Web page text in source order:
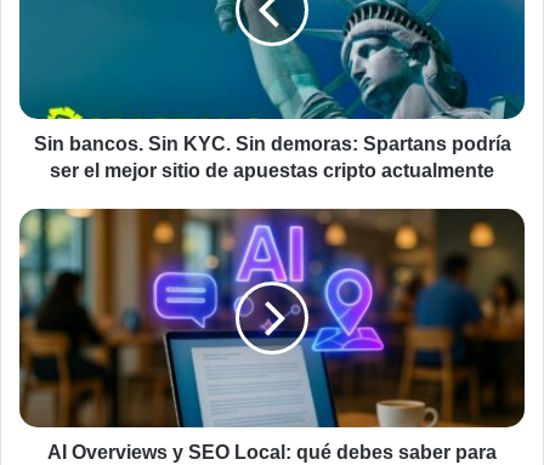
ser
el
mejor
de
apuestas
cripto
actualmente
Sin bancos. Sin KYC. Sin demoras: Spartans podría
ser el mejor sitio de apuestas cripto actualmente
AI
Overviews
y
SEO
Local:
qué
debes
saber
para
queAI Overviews y SEO Local: qué debes saber para